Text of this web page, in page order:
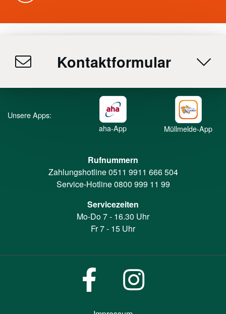
Kontaktformular
Unsere Apps:
aha-App
Müllmelde-App
Rufnummern
Zahlungshotline0511 9911 666 504
Service-Hotline0800 999 11 99
Servicezeiten
Mo-Do 7 - 16.30 Uhr
Fr 7 - 15 Uhr